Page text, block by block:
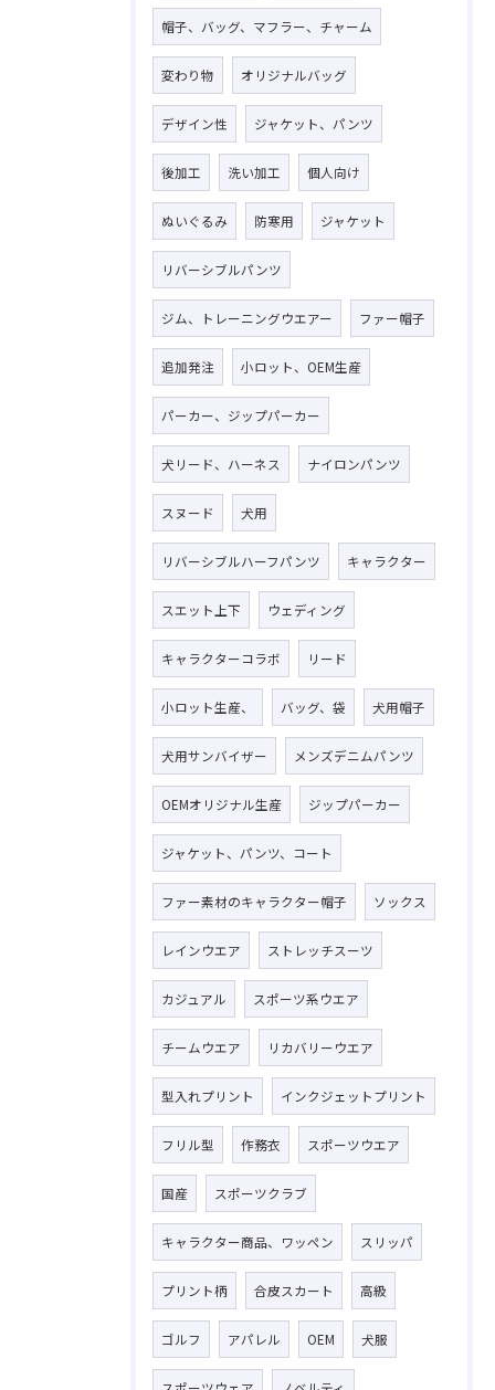
帽子、バッグ、マフラー、チャーム
変わり物 オリジナルバッグ
デザイン性 ジャケット、パンツ
後加工 洗い加工 個人向け
ぬいぐるみ 防寒用 ジャケット
リバーシブルパンツ
ジム、トレーニングウエアー ファー帽子
追加発注 小ロット、OEM生産
パーカー、ジップパーカー
犬リード、ハーネス ナイロンパンツ
スヌード 犬用
リバーシブルハーフパンツ キャラクター
スエット上下 ウェディング
キャラクターコラボ リード
小ロット生産、 バッグ、袋 犬用帽子
犬用サンバイザー メンズデニムパンツ
OEMオリジナル生産 ジップパーカー
ジャケット、パンツ、コート
ファー素材のキャラクター帽子 ソックス
レインウエア ストレッチスーツ
カジュアル スポーツ系ウエア
チームウエア リカバリーウエア
型入れプリント インクジェットプリント
フリル型 作務衣 スポーツウエア
国産 スポーツクラブ
キャラクター商品、ワッペン スリッパ
プリント柄 合皮スカート 高級
ゴルフ アパレル OEM 犬服